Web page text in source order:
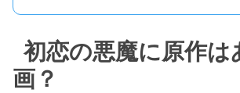
初恋の悪魔に原作は
画？